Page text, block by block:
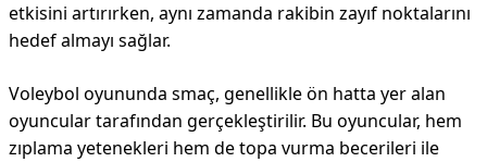
etkisini artırırken, aynı zamanda rakibin zayıf noktalarını
hedef almayı sağlar.
Voleybol oyununda smaç, genellikle ön hatta yer alan
oyuncular tarafından gerçekleştirilir. Bu oyuncular, hem
zıplama yetenekleri hem de topa vurma becerileri ile